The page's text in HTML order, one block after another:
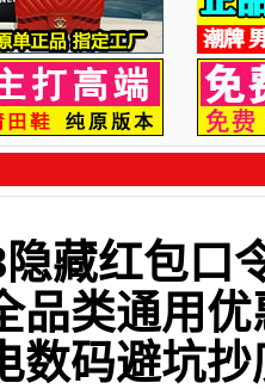
藏红包口
品类通用
数码避坑